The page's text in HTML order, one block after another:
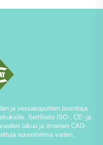
ja vessakopuitten toimittaja
Sertifioitu ISO-, CE- ja
takuu ja ilmainen CAD-
suunnitelmia varten.